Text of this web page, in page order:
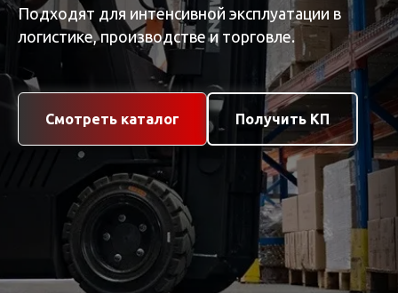
Подходят для интенсивной эксплуатации в
логистике, производстве и торговле.
Смотреть каталог Получить КП